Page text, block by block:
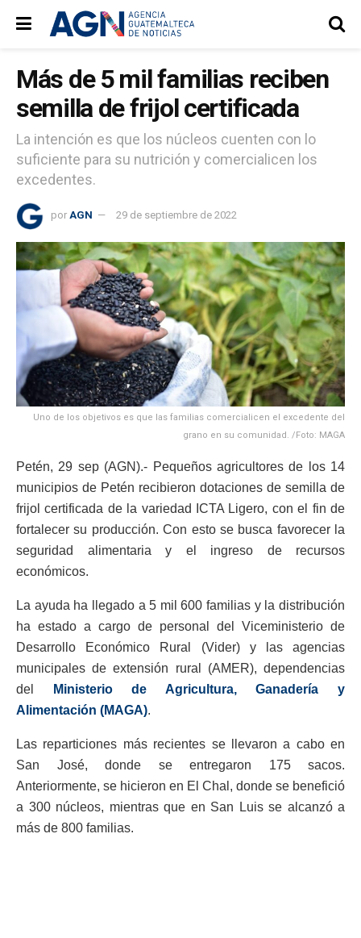
Más de 5 mil familias reciben
semilla de frijol certificada
La intención es que los núcleos cuenten con lo
suficiente para su nutrición y comercialicen los
excedentes.
por AGN 29 de septiembre de 2022
Uno de los objetivos es que las familias comercialicen el excedente del
grano en su comunidad. /Foto: MAGA
Petén, 29 sep (AGN).- Pequeños agricultores de los 14
municipios de Petén recibieron dotaciones de semilla de
frijol certificada de la variedad ICTA Ligero, con el fin de
fortalecer su producción. Con esto se busca favorecer la
seguridad alimentaria y el ingreso de recursos
económicos.
La ayuda ha llegado a 5 mil 600 familias y la distribución
ha estado a cargo de personal del Viceministerio de
Desarrollo Económico Rural (Vider) y las agencias
municipales de extensión rural (AMER), dependencias
del
Ministerio de Agricultura, Ganadería y
Alimentación (MAGA).
Las reparticiones más recientes se llevaron a cabo en
San José, donde se entregaron 175 sacos.
Anteriormente, se hicieron en El Chal, donde se benefició
a 300 núcleos, mientras que en San Luis se alcanzó a
más de 800 familias.